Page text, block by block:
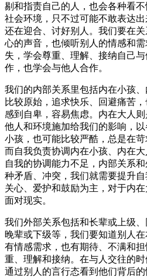
剔和指责自己的人，也会各种看
社会环境，只不过可能不敢表达
还在迎合、讨好别人。我们要在
心的声音，也倾听别人的情感和
失，学会尊重、理解、接纳自己
作，也学会与他人合作。
我们的内部关系里包括内在小孩
比较原始，追求快乐、回避痛苦
感到自卑，容易焦虑。内在大人
他人和环境施加给我们的影响，
小孩，也可能比较严酷，总是在苛
而自我负责协调内在小孩、内在
自我的协调能力不足，内部关系
种矛盾、冲突，我们就需要提升
关心、爱护和鼓励为主，对于内
面对现实。
我们外部关系包括和长辈或上级、
晚辈或下级等，我们要知道别人
有情感需求，也有期待、不满和
重、理解和接纳。在与人交往的
通过别人的言行态看到他们背后